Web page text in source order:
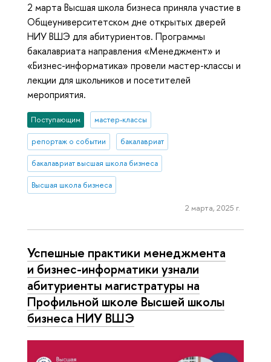
2 марта Высшая школа бизнеса приняла участие в
Общеуниверситетском дне открытых дверей
НИУ ВШЭ для абитуриентов. Программы
бакалавриата направления «Менеджмент» и
«Бизнес-информатика» провели мастер-классы и
лекции для школьников и посетителей
мероприятия.
Поступающим мастер-классы
репортаж о событии бакалавриат
бакалавриат высшая школа бизнеса
Высшая школа бизнеса
2 марта, 2025 г.
Успешные практики менеджмента
и бизнес-информатики узнали
абитуриенты магистратуры на
Профильной школе Высшей школы
бизнеса НИУ ВШЭ